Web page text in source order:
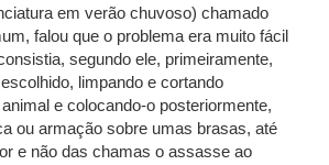
em verão chuvoso) chamado
falou que o problema era muito fácil
segundo ele, primeiramente,
limpando e cortando
e colocando-o posteriormente,
ou armação sobre umas brasas, até
e não das chamas o assasse ao